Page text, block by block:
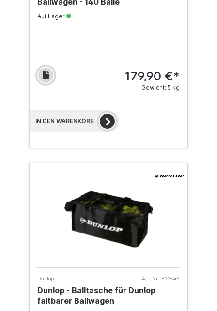
Ballwagen - 140 Bälle
Auf Lager
179,90 €*
Gewicht: 5 kg
IN DEN WARENKORB
Dunlop Art. Nr.: 622545
Dunlop - Balltasche für Dunlop
faltbarer Ballwagen